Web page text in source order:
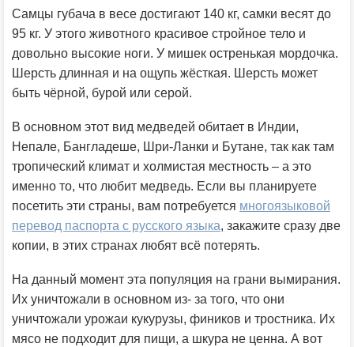
Самцы губача в весе достигают 140 кг, самки весят до
95 кг. У этого животного красивое стройное тело и
довольно высокие ноги. У мишек остренькая мордочка.
Шерсть длинная и на ощупь жёсткая. Шерсть может
быть чёрной, бурой или серой.
В основном этот вид медведей обитает в Индии,
Непале, Бангладеше, Шри-Ланки и Бутане, так как там
тропический климат и холмистая местность – а это
именно то, что любит медведь. Если вы планируете
посетить эти страны, вам потребуется многоязыковой
перевод паспорта с русского языка, закажите сразу две
копии, в этих странах любят всё потерять.
На данный момент эта популяция на грани вымирания.
Их уничтожали в основном из- за того, что они
уничтожали урожаи кукурузы, фиников и тростника. Их
мясо не подходит для пищи, а шкура не ценна. А вот